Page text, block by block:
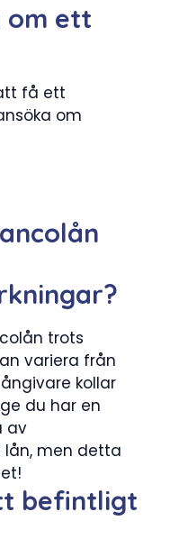
om ett
få ett
om
trots
variera från
kollar
du har en
av
men detta
befintligt